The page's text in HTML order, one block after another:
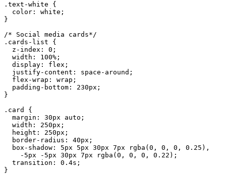
.text-white {
  color: white;
}
/* Social media cards*/
.cards-list {
  z-index: 0;
  width: 100%;
  display: flex;
  justify-content: space-around;
  flex-wrap: wrap;
  padding-bottom: 230px;
}
.card {
  margin: 30px auto;
  width: 250px;
  height: 250px;
  border-radius: 40px;
  box-shadow: 5px 5px 30px 7px rgba(0, 0, 0, 0.25),
    -5px -5px 30px 7px rgba(0, 0, 0, 0.22);
  transition: 0.4s;
}